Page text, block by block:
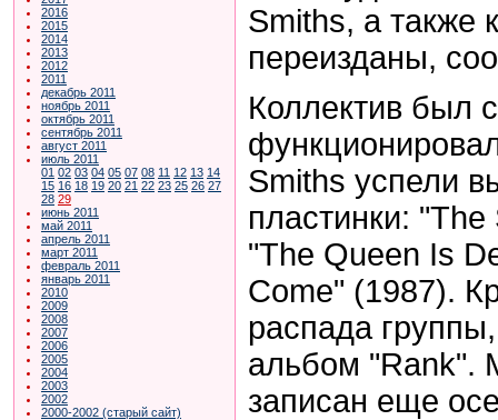
2016
2015
2014
2013
2012
2011
декабрь 2011
ноябрь 2011
октябрь 2011
сентябрь 2011
август 2011
июль 2011
01 02 03 04 05 07 08 11 12 13 14
15 16 18 19 20 21 22 23 25 26 27
28 29
июнь 2011
май 2011
апрель 2011
март 2011
февраль 2011
январь 2011
2010
2009
2008
2007
2006
2005
2004
2003
2002
2000-2002 (старый сайт)
Smiths, а также
переизданы,
Коллектив был
Smiths успели
пластинки:
"The Queen Is
Come" (1987).
распада
альбом "Rank".
записан еще